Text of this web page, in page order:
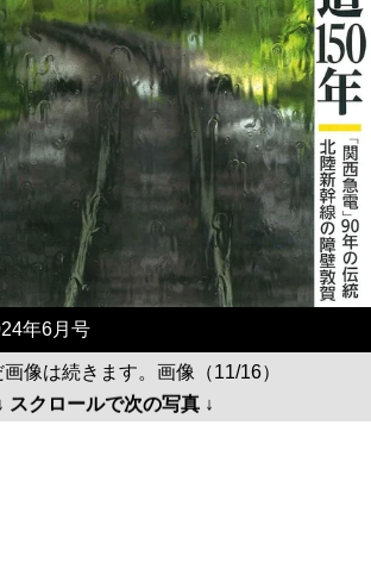
年6月号
画像は続きます。画像（11/16）
↓ スクロールで次の写真 ↓